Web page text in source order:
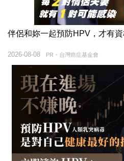
伴侶和妳一起預防HPV，才有資
PR・台灣癌症基金會
2026-08-08